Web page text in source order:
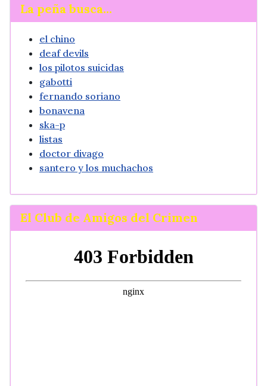
La peña busca...
el chino
deaf devils
los pilotos suicidas
gabotti
fernando soriano
bonavena
ska-p
listas
doctor divago
santero y los muchachos
El Club de Amigos del Crimen